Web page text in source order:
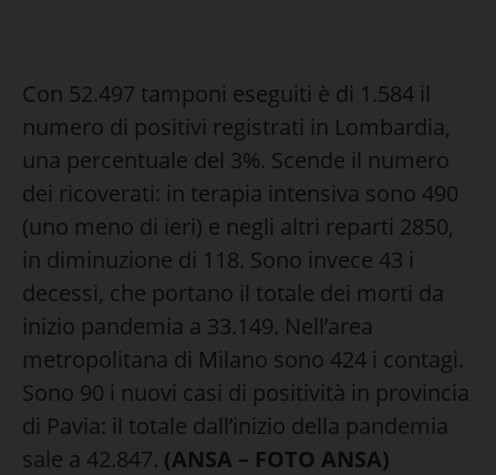
Con 52.497 tamponi eseguiti è di 1.584 il
numero di positivi registrati in Lombardia,
una percentuale del 3%. Scende il numero
dei ricoverati: in terapia intensiva sono 490
(uno meno di ieri) e negli altri reparti 2850,
in diminuzione di 118. Sono invece 43 i
decessi, che portano il totale dei morti da
inizio pandemia a 33.149. Nell’area
metropolitana di Milano sono 424 i contagi.
Sono 90 i nuovi casi di positività in provincia
di Pavia: il totale dall’inizio della pandemia
sale a 42.847. (ANSA – FOTO ANSA)